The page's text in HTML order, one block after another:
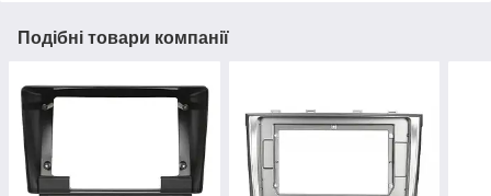
Подібні товари компанії